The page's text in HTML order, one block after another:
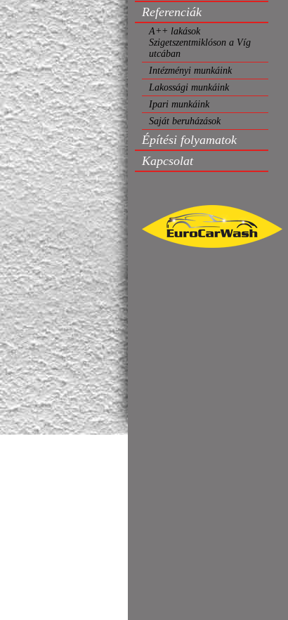
Referenciák
A++ lakások
Szigetszentmiklóson a Víg
utcában
Intézményi munkáink
Lakossági munkáink
Ipari munkáink
Saját beruházások
Építési folyamatok
Kapcsolat